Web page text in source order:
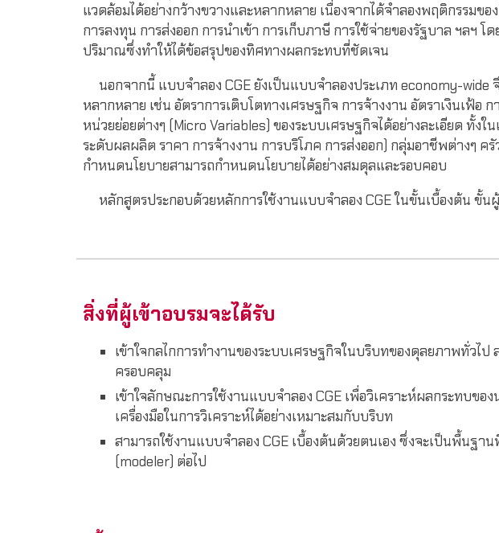
แวดล้อมได้อย่างกว้างขวางและหลากหลาย เนื่องจากได้จำลองพฤติกรรม
การลงทุน การส่งออก การนำเข้า การเก็บภาษี การใช้จ่ายของรัฐบาล ฯลฯ
ปริมาณซึ่งทำให้ได้ข้อสรุปของทิศทางผลกระทบที่ชัดเจน
นอกจากนี้ แบบจำลอง CGE ยังเป็นแบบจำลองประเภท economy-
หลากหลาย เช่น อัตราการเติบโตทางเศรษฐกิจ การจ้างงาน อัตราเงินเฟ้
หน่วยย่อยต่างๆ (Micro Variables) ของระบบเศรษฐกิจได้อย่างละเอียด ทั้ง
ระดับผลผลิต ราคา การจ้างงาน การบริโภค การส่งออก) กลุ่มอาชีพต่างๆ
กำหนดนโยบายสามารถกำหนดนโยบายได้อย่างสมดุลและรอบคอบ
หลักสูตรประกอบด้วยหลักการใช้งานแบบจำลอง CGE ในขั้นเบื้องต้น
สิ่งที่ผู้เข้าอบรมจะได้รับ
เข้าใจกลไกการทำงานของระบบเศรษฐกิจในบริบทของดุลยภาพทั่วไ
ครอบคลุม
เข้าใจลักษณะการใช้งานแบบจำลอง CGE เพื่อวิเคราะห์ผลกระทบข
เครื่องมือในการวิเคราะห์ได้อย่างเหมาะสมกับบริบท
สามารถใช้งานแบบจำลอง CGE เบื้องต้นด้วยตนเอง ซึ่งจะเป็นพื้น
(modeler) ต่อไป